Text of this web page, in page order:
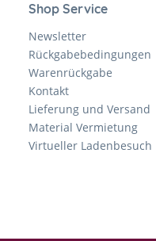
Shop Service
Newsletter
Rückgabebedingungen
Warenrückgabe
Kontakt
Lieferung und Versand
Material Vermietung
Virtueller Ladenbesuch